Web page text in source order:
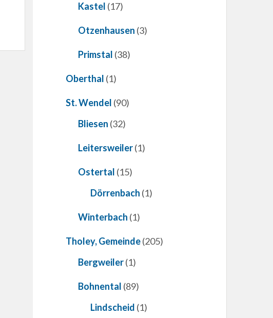
Kastel (17)
Otzenhausen (3)
Primstal (38)
Oberthal (1)
St. Wendel (90)
Bliesen (32)
Leitersweiler(1)
Ostertal (15)
Dörrenbach (1)
Winterbach (1)
Tholey, Gemeinde(205)
Bergweiler(1)
Bohnental (89)
Lindscheid (1)